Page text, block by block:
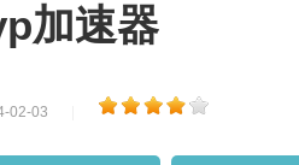
加速器
02-03